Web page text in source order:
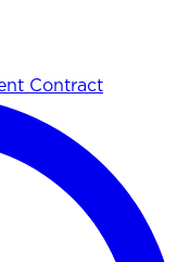
Contract